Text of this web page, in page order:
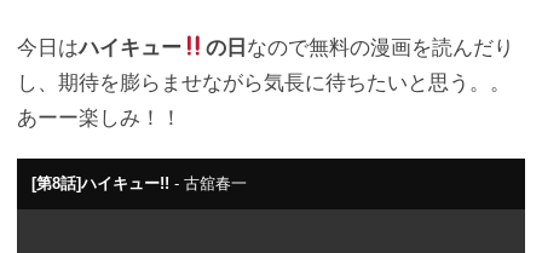
今日はハイキュー の日なので無料の漫画を読んだり
し、期待を膨らませながら気長に待ちたいと思う。。
あーー楽しみ！！